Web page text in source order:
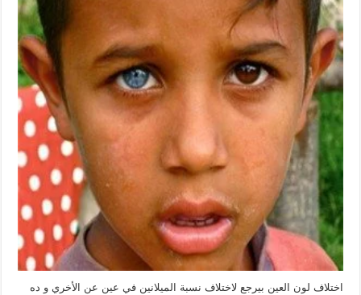
اختلاف
لون
عين
الآخر
مغلقة
اختلاف لون العين بيرجع لاختلاف نسبة الميلانين في عين عن الأخري و ده